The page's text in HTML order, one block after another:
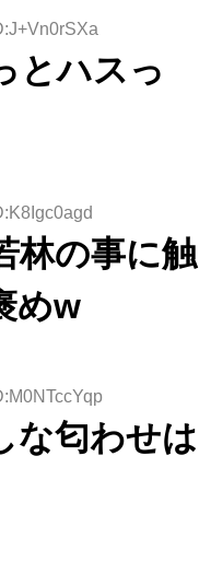
さまの反応
2曲目っ
ィット 東
京ドーム公
師匠オード
んと再会し
た結果･･･
とハスっ
林の事に触
めw
な匂わせは